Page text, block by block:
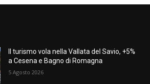
Il turismo vola nella Vallata del Savio, +5%
a Cesena e Bagno di Romagna
5 Agosto 2026